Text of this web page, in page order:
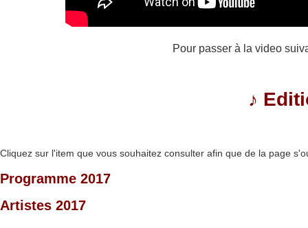
Pour passer à la video
♪
Cliquez sur l'item que vous souhaitez consulter afin que de la page
Programme 2017
Artistes 2017